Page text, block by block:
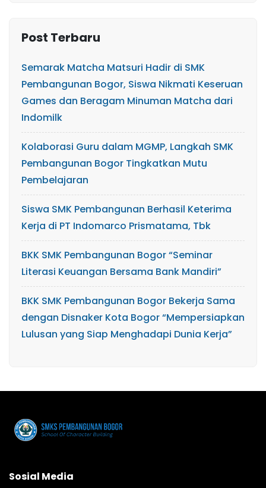
Post Terbaru
Semarak Matcha Matsuri Hadir di SMK
Pembangunan Bogor, Siswa Nikmati Keseruan
Games dan Beragam Minuman Matcha dari
Indomilk
Kolaborasi Guru dalam MGMP, Langkah SMK
Pembangunan Bogor Tingkatkan Mutu
Pembelajaran
Siswa SMK Pembangunan Berhasil Keterima
Kerja di PT Indomarco Prismatama, Tbk
BKK SMK Pembangunan Bogor “Seminar
Literasi Keuangan Bersama Bank Mandiri”
BKK SMK Pembangunan Bogor Bekerja Sama
dengan Disnaker Kota Bogor “Mempersiapkan
Lulusan yang Siap Menghadapi Dunia Kerja”
Sosial Media